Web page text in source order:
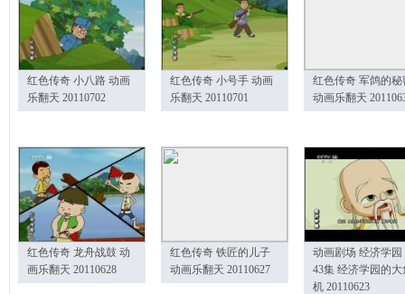
红色传奇 小八路 动画
乐翻天 20110702
红色传奇 小号手 动画
乐翻天 20110701
红色传奇 军鸽的秘
动画乐翻天
红色传奇 龙舟战鼓 动
画乐翻天 20110628
红色传奇 铁匠的儿子
动画乐翻天 20110627
动画剧场 经济学园
43集 经济学园的大
机 20110623